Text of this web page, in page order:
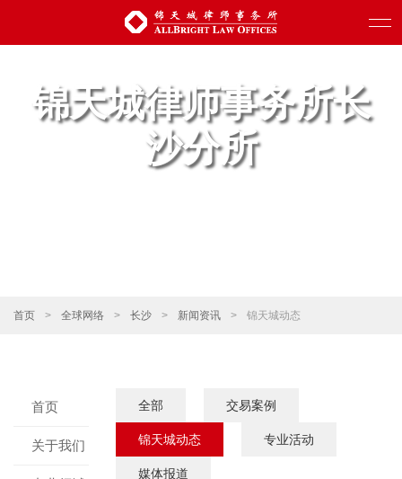
锦天城律师事务所长
沙分所
首页 > 全球网络 > 长沙 > 新闻资讯 > 锦天城动态
首页
关于我们
全部 交易案例
锦天城动态 专业活动
媒体报道